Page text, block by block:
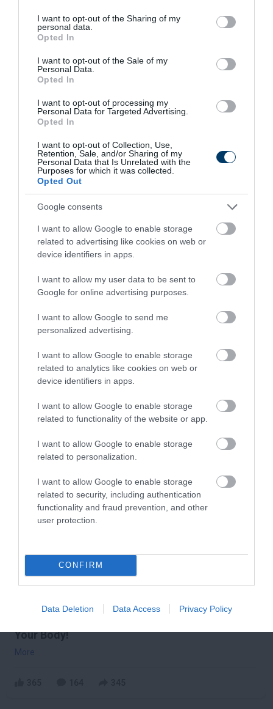
not limited to your visit or usage behaviour. You may click to
grant or deny consent to Google and its third-party tags to
use your data for below specified purposes in below Google
consent section.
I want to opt-out of the Sharing of my
personal data.
Opted In
I want to opt-out of the Sale of my
Personal Data.
Opted In
I want to opt-out of processing my
Personal Data for Targeted Advertising.
Opted In
I want to opt-out of Collection, Use,
Retention, Sale, and/or Sharing of my
Personal Data that Is Unrelated with the
Purposes for which it was collected.
Opted Out
Google consents
I want to allow Google to enable storage
related to advertising like cookies on web or
device identifiers in apps.
I want to allow my user data to be sent to
Google for online advertising purposes.
I want to allow Google to send me
personalized advertising.
I want to allow Google to enable storage
related to analytics like cookies on web or
device identifiers in apps.
I want to allow Google to enable storage
related to functionality of the website or app.
I want to allow Google to enable storage
related to personalization.
I want to allow Google to enable storage
related to security, including authentication
functionality and fraud prevention, and other
user protection.
CONFIRM
Data Deletion Data Access Privacy Policy
5 Hidden Signs You Have Worms Inside Your
Body
5 h 16 min
Fungus Dries Up And Falls Off After The First
4 h 17 min
Your Body!
More